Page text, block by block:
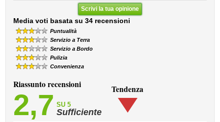
Scrivi la tua opinione
Media voti basata su 34 recensioni
Puntualità
Servizio a Terra
Servizio a Bordo
Pulizia
Convenienza
Riassunto recensioni
2,7 SU 5
Sufficiente
Tendenza